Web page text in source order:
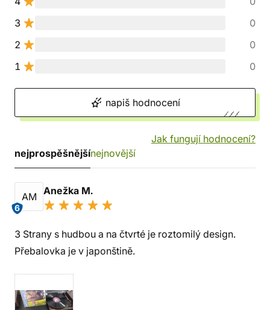
3
0
2
0
1
0
napiš hodnocení
Jak fungují hodnocení?
nejprospěšnějšínejnovější
AM
6
Anežka M.
3 Strany s hudbou a na čtvrté je roztomilý design.
Přebalovka je v japonštině.